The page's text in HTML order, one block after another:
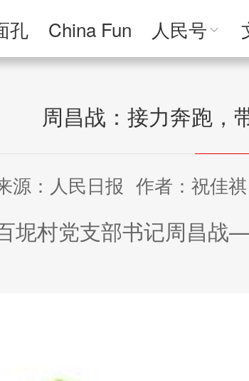
孔 China Fun 人民号
周昌战：接力奔跑，
源：人民日报 作者：祝佳祺
坭村党支部书记周昌